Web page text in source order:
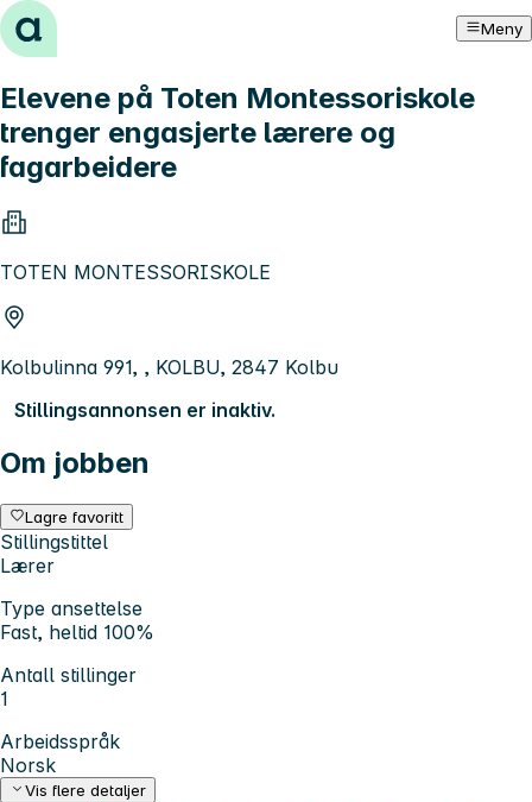
Hopp til innhold Meny
Elevene på Toten Montessoriskole
trenger engasjerte lærere og
fagarbeidere
TOTEN MONTESSORISKOLE
Kolbulinna 991, , KOLBU, 2847 Kolbu
Stillingsannonsen er inaktiv.
Om jobben
Lagre favoritt
Stillingstittel
Lærer
Type ansettelse
Fast, heltid 100%
Antall stillinger
1
Arbeidsspråk
Norsk
Vis flere detaljer